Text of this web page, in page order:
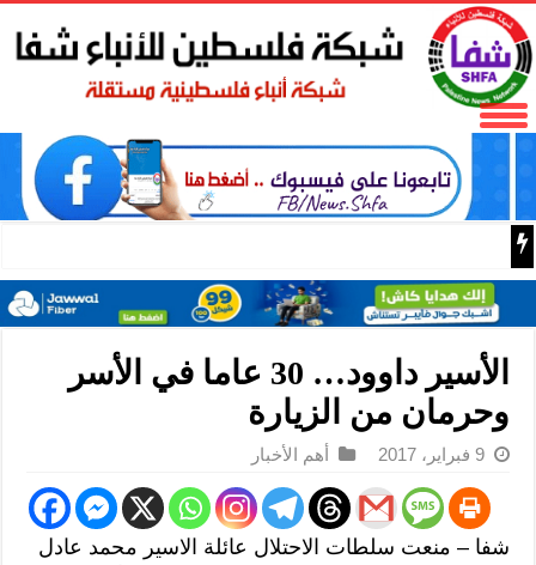
فتح تنعى المناضل نايف خويطر نائب أمين سر إقليم شرق
الأسير داوود… 30 عاما في الأسر
وحرمان من الزيارة
9 فبراير، 2017 أهم الأخبار
شفا – منعت سلطات الاحتلال عائلة الاسير محمد عادل